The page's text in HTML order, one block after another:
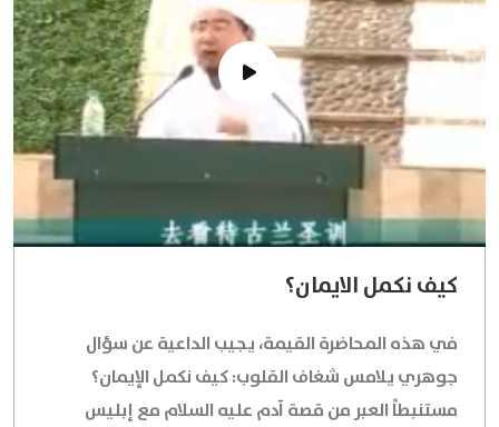
كيف نكمل الايمان؟
في هذه المحاضرة القيمة، يجيب الداعية عن سؤال
جوهري يلامس شغاف القلوب: كيف نكمل الإيمان؟
مستنبطاً العبر من قصة آدم عليه السلام مع إبليس